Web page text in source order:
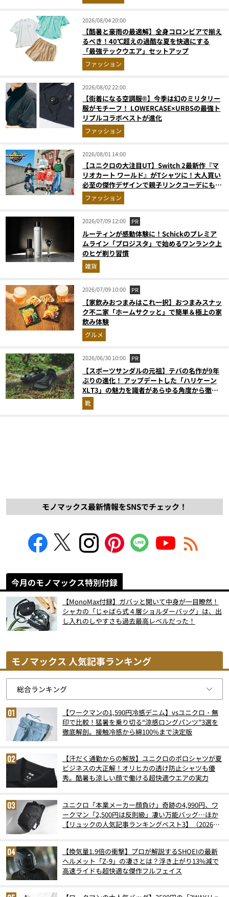
2026/08/04 20:00
【酷暑と豪雨の最適解】全身コロンビアで揃え
るべき！40℃超えの過酷な夏を快適にする
「最強テックウエア」セットアップ
ファッション
2026/08/02 22:00
【街着になる空調服®】今季は幻のミリタリー
服がモチーフ！ LOWERCASE×URBSの最強ト
リプルコラボベストが進化
ファッション
2026/08/01 14:00
【ユニクロの大注目UT】Switch 2最新作『マ
リオカート ワールド』がTシャツに！大人買い
必至の傑作デザインで親子リンクコーデにも最
適ファッション
2026/07/09 12:00 PR
ルーティンが感動体験に！Schickのプレミア
ムライン「プロジスタ」で始めるワンランク上
のヒゲ剃り習慣
雑貨
2026/07/09 10:00 PR
【家飲みおつまみはこれ一択】おつまみスナッ
ク不二家「ホームサクッと」で簡単＆極上の家
飲み体験
グルメ
2026/06/30 10:00 PR
【スポーツサンダルの元祖】テバの名作が9年
ぶりの進化！ アップデートした「ハリケーン
XLT3」の魅力を識者があらゆる角度から徹底
解説！
靴
モノマックス最新情報をSNSでチェック！
今月のモノマックス特別付録
【MonoMax付録】ガバッと開いて中身が一目瞭然！
シャカの「じゃばら式４層ショルダーバッグ」は、出
し入れのしやすさも過去最高レベルだった！
モノマックス 人気記事ランキング
【ワークマンの1,590円冷感デニム】vsユニクロ・無
印で比較！猛暑を乗り切る“涼感ロングパンツ”3選を
徹底解剖。接触冷感から綿100%まで決定版
【汗だく通勤からの解放】ユニクロのポロシャツが夏
ビジネスの大正解！オリヒカの透け防止シャツも優
秀。酷暑も涼しい顔で働ける超快適ウエアの実力
ユニクロ「本業メーカー顔負け」奇跡の4,990円、ワ
ークマン「2,500円は反則級」凄い万能バッグ…ほか
【リュックの人気記事ランキングベスト3】（2026年
【換気量1.9倍の衝撃】プロが解説するSHOEIの最新
ヘルメット「Z-9」の凄さとは？浮き上がり13%減で
高速ライドも超快適な傑作フルフェイス